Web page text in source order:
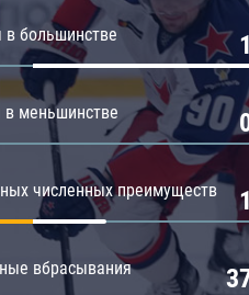
большинстве 1
меньшинстве
численных преимуществ
вбрасывания